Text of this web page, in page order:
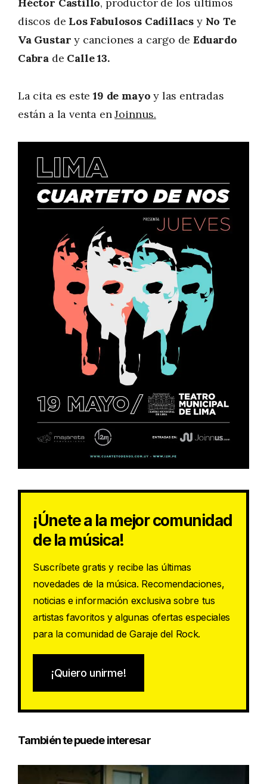
Héctor Castillo, productor de los últimos
discos de Los Fabulosos Cadillacs y No Te
Va Gustar y canciones a cargo deEduardo
Cabra de Calle 13.
La cita es este19 de mayo y las entradas
están a la venta enJoinnus.
¡Únete a la mejor comunidad
de la música!
Suscríbete gratis y recibe las últimas
novedades de la música. Recomendaciones,
noticias e información exclusiva sobre tus
artistas favoritos y algunas ofertas especiales
para la comunidad de Garaje del Rock.
¡Quiero unirme!
También te puede interesar